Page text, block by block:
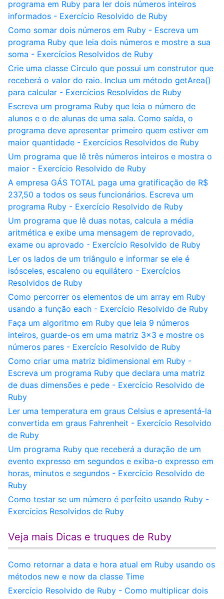
programa em Ruby para ler dois números inteiros
informados - Exercício Resolvido de Ruby
Como somar dois números em Ruby - Escreva um
programa Ruby que leia dois números e mostre a sua
soma - Exercícios Resolvidos de Ruby
Crie uma classe Circulo que possui um construtor que
receberá o valor do raio. Inclua um método getArea()
para calcular - Exercícios Resolvidos de Ruby
Escreva um programa Ruby que leia o número de
alunos e o de alunas de uma sala. Como saída, o
programa deve apresentar primeiro quem estiver em
maior quantidade - Exercícios Resolvidos de Ruby
Um programa que lê três números inteiros e mostra o
maior - Exercício Resolvido de Ruby
A empresa GÁS TOTAL paga uma gratificação de R$
237,50 a todos os seus funcionários. Escreva um
programa Ruby - Exercício Resolvido de Ruby
Um programa que lê duas notas, calcula a média
aritmética e exibe uma mensagem de reprovado,
exame ou aprovado - Exercício Resolvido de Ruby
Ler os lados de um triângulo e informar se ele é
isósceles, escaleno ou equilátero - Exercícios
Resolvidos de Ruby
Como percorrer os elementos de um array em Ruby
usando a função each - Exercício Resolvido de Ruby
Faça um algoritmo em Ruby que leia 9 números
inteiros, guarde-os em uma matriz 3x3 e mostre os
números pares - Exercício Resolvido de Ruby
Como criar uma matriz bidimensional em Ruby -
Escreva um programa Ruby que declara uma matriz
de duas dimensões e pede - Exercício Resolvido de
Ruby
Ler uma temperatura em graus Celsius e apresentá-la
convertida em graus Fahrenheit - Exercício Resolvido
de Ruby
Um programa Ruby que receberá a duração de um
evento expresso em segundos e exiba-o expresso em
horas, minutos e segundos - Exercício Resolvido de
Ruby
Como testar se um número é perfeito usando Ruby -
Exercícios Resolvidos de Ruby
Veja mais Dicas e truques de Ruby
Como retornar a data e hora atual em Ruby usando os
métodos new e now da classe Time
Exercício Resolvido de Ruby - Como multiplicar dois